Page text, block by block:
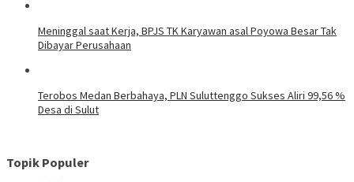
Meninggal saat Kerja, BPJS TK Karyawan asal Poyowa Besar Tak
Dibayar Perusahaan
Terobos Medan Berbahaya, PLN Suluttenggo Sukses Aliri 99,56 %
Desa di Sulut
Topik Populer